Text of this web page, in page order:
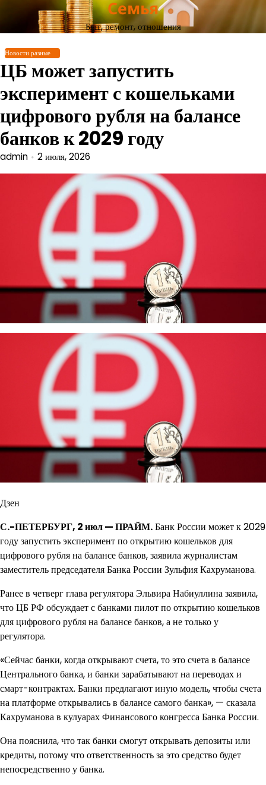
Перейти
содержимому
Семья
Быт, ремонт, отношения
Новости разные
ЦБ может запустить
эксперимент с кошельками
цифрового рубля на балансе
банков к 2029 году
admin 2 июля, 2026
Дзен
С.-ПЕТЕРБУРГ, 2 июл — ПРАЙМ.Банк России может к 2029
году запустить эксперимент по открытию кошельков для
цифрового рубля на балансе банков, заявила журналистам
заместитель председателя Банка России Зульфия Кахруманова.
Ранее в четверг глава регулятора Эльвира Набиуллина заявила,
что ЦБ РФ обсуждает с банками пилот по открытию кошельков
для цифрового рубля на балансе банков, а не только у
регулятора.
«Сейчас банки, когда открывают счета, то это счета в балансе
Центрального банка, и банки зарабатывают на переводах и
смарт-контрактах. Банки предлагают иную модель, чтобы счета
на платформе открывались в балансе самого банка», — сказала
Кахруманова в кулуарах Финансового конгресса Банка России.
Она пояснила, что так банки смогут открывать депозиты или
кредиты, потому что ответственность за это средство будет
непосредственно у банка.